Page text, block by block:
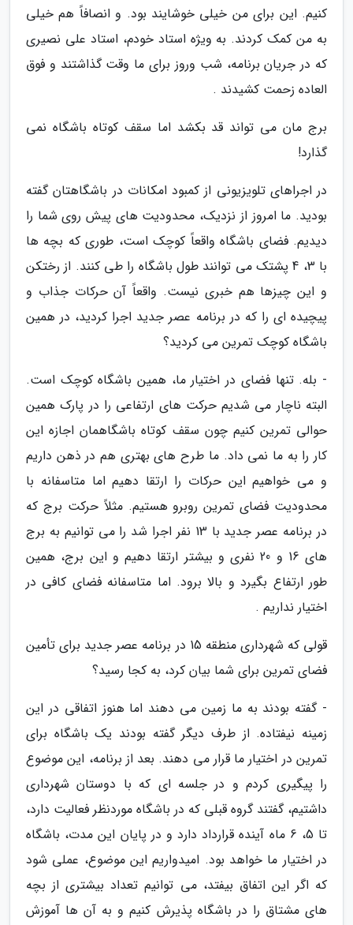
کنیم. این برای من خیلی خوشایند بود. و انصافاً هم خیلی
به من کمک کردند. به ویژه استاد خودم، استاد علی نصیری
که در جریان برنامه، شب وروز برای ما وقت گذاشتند و فوق
العاده زحمت کشیدند .
برج مان می تواند قد بکشد اما سقف کوتاه باشگاه نمی
گذارد!
در اجراهای تلویزیونی از کمبود امکانات در باشگاهتان گفته
بودید. ما امروز از نزدیک، محدودیت های پیش روی شما را
دیدیم. فضای باشگاه واقعاً کوچک است، طوری که بچه ها
با 3، 4 پشتک می توانند طول باشگاه را طی کنند. از رختکن
و این چیزها هم خبری نیست. واقعاً آن حرکات جذاب و
پیچیده ای را که در برنامه عصر جدید اجرا کردید، در همین
باشگاه کوچک تمرین می کردید؟
- بله. تنها فضای در اختیار ما، همین باشگاه کوچک است.
البته ناچار می شدیم حرکت های ارتفاعی را در پارک همین
حوالی تمرین کنیم چون سقف کوتاه باشگاهمان اجازه این
کار را به ما نمی داد. ما طرح های بهتری هم در ذهن داریم
و می خواهیم این حرکات را ارتقا دهیم اما متاسفانه با
محدودیت فضای تمرین روبرو هستیم. مثلاً حرکت برج که
در برنامه عصر جدید با 13 نفر اجرا شد را می توانیم به برج
های 16 و 20 نفری و بیشتر ارتقا دهیم و این برج، همین
طور ارتفاع بگیرد و بالا برود. اما متاسفانه فضای کافی در
اختیار نداریم .
قولی که شهرداری منطقه 15 در برنامه عصر جدید برای تأمین
فضای تمرین برای شما بیان کرد، به کجا رسید؟
- گفته بودند به ما زمین می دهند اما هنوز اتفاقی در این
زمینه نیفتاده. از طرف دیگر گفته بودند یک باشگاه برای
تمرین در اختیار ما قرار می دهند. بعد از برنامه، این موضوع
را پیگیری کردم و در جلسه ای که با دوستان شهرداری
داشتیم، گفتند گروه قبلی که در باشگاه موردنظر فعالیت دارد،
تا 5، 6 ماه آینده قرارداد دارد و در پایان این مدت، باشگاه
در اختیار ما خواهد بود. امیدواریم این موضوع، عملی شود
که اگر این اتفاق بیفتد، می توانیم تعداد بیشتری از بچه
های مشتاق را در باشگاه پذیرش کنیم و به آن ها آموزش